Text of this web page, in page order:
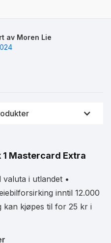
av Moren Lie
sammen med
vil du alltid se
Mastercard Extra
i utlandet •
inntil 12.000
kjøpes til for 25 kr i